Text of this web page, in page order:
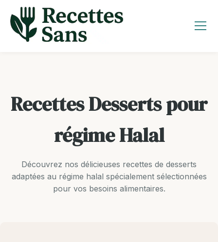
contenu
Recettes Desserts pour
régime Halal
Découvrez nos délicieuses recettes de desserts
adaptées au régime halal spécialement sélectionnées
pour vos besoins alimentaires.